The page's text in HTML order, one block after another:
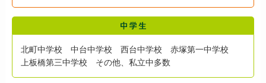
北町中学校 中台中学校 西台中学校 赤塚第一中学校
上板橋第三中学校 その他、私立中多数